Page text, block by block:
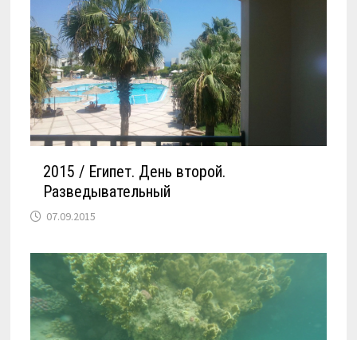
2015 / Египет. День второй.
Разведывательный
07.09.2015